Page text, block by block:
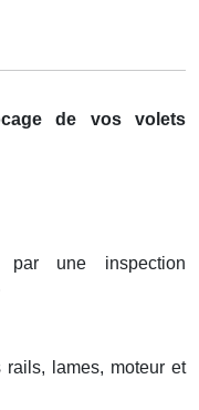
de vos volets
par une inspection
lames, moteur et